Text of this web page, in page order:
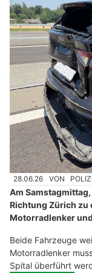
28.06.26 VON
Am
Richtung Zürich zu
Motorradlenker
Beide Fahrzeuge
Motorradlenker
Spital überführt